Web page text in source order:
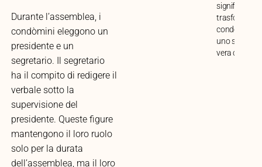
Durante l’assemblea, i
condòmini eleggono un
presidente e un
segretario. Il segretario
ha il compito di redigere il
verbale sotto la
supervisione del
presidente. Queste figure
mantengono il loro ruolo
solo per la durata
dell’assemblea, ma il loro
significativi e
trasformare il
condominio
uno spazio di
vera